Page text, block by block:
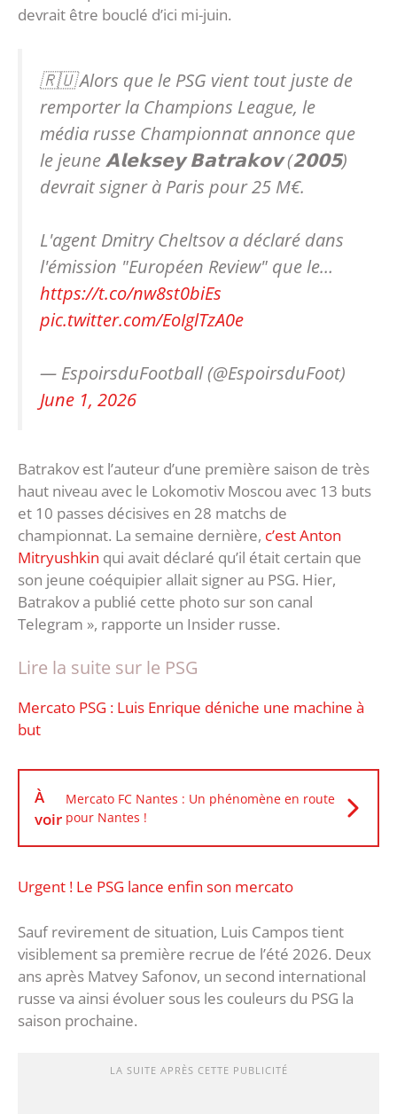
devrait être bouclé d’ici mi-juin.
🇷🇺 Alors que le PSG vient tout juste de
remporter la Champions League, le
média russe Championnat annonce que
le jeune 𝗔𝗹𝗲𝗸𝘀𝗲𝘆 𝗕𝗮𝘁𝗿𝗮𝗸𝗼𝘃 (𝟮𝟬𝟬𝟱)
devrait signer à Paris pour 25 M€.
L'agent Dmitry Cheltsov a déclaré dans
l'émission "Européen Review" que le…
https://t.co/nw8st0biEs
pic.twitter.com/EoIglTzA0e
— EspoirsduFootball (@EspoirsduFoot)
June 1, 2026
Batrakov est l’auteur d’une première saison de très
haut niveau avec le Lokomotiv Moscou avec 13 buts
et 10 passes décisives en 28 matchs de
championnat. La semaine dernière, c’est Anton
Mitryushkin qui avait déclaré qu’il était certain que
son jeune coéquipier allait signer au PSG. Hier,
Batrakov a publié cette photo sur son canal
Telegram », rapporte un Insider russe.
Lire la suite sur le PSG
Mercato PSG : Luis Enrique déniche une machine à
but
À
voir
Mercato FC Nantes : Un phénomène en route
pour Nantes !
Urgent ! Le PSG lance enfin son mercato
Sauf revirement de situation, Luis Campos tient
visiblement sa première recrue de l’été 2026. Deux
ans après Matvey Safonov, un second international
russe va ainsi évoluer sous les couleurs du PSG la
saison prochaine.
LA SUITE APRÈS CETTE PUBLICITÉ